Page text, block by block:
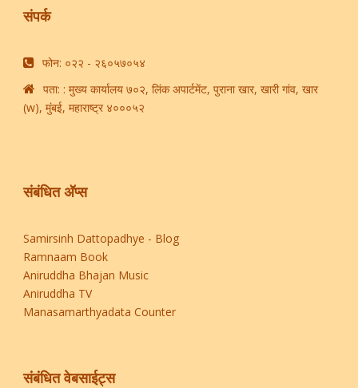
संपर्क
फोन: ​०२२ - २६०५७०५४​
पता: : मुख्य कार्यालय ७०२, लिंक अपार्टमेंट, पुराना खार, खारी गांव, खार
(w), मुंबई, महाराष्ट्र ४०००५२
संबंधित अ‍ॅप्स
Samirsinh Dattopadhye - Blog
Ramnaam Book
Aniruddha Bhajan Music
Aniruddha TV
Manasamarthyadata Counter
संबंधित वेबसाईट्स